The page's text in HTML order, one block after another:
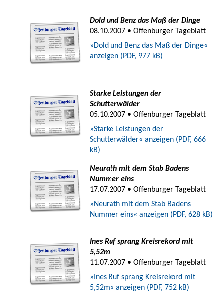
Dold und Benz das Maß der Dinge
08.10.2007 • Offenburger Tageblatt
»Dold und Benz das Maß der Dinge«
anzeigen (PDF, 977 kB)
Starke Leistungen der
Schutterwälder
05.10.2007 • Offenburger Tageblatt
»Starke Leistungen der
Schutterwälder« anzeigen (PDF, 666
kB)
Neurath mit dem Stab Badens
Nummer eins
17.07.2007 • Offenburger Tageblatt
»Neurath mit dem Stab Badens
Nummer eins« anzeigen (PDF, 628 kB)
Ines Ruf sprang Kreisrekord mit
5,52m
11.07.2007 • Offenburger Tageblatt
»Ines Ruf sprang Kreisrekord mit
5,52m« anzeigen (PDF, 752 kB)